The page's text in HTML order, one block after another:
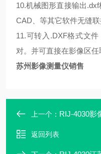
10.机械图形直接输出
CAD、等其它软件无缝联
11.可转入.DXF格式文
对。并可直接在影像区
苏州影像测量仪销售
上一个： RIJ-4030影
返回列表